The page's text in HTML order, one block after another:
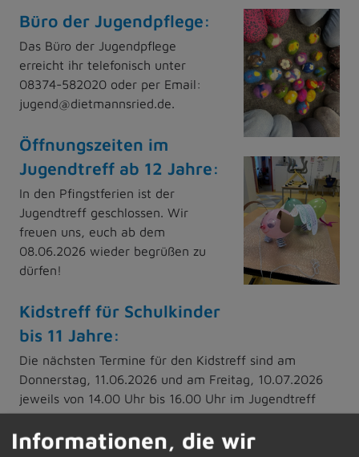
Büro der Jugendpflege:
Das Büro der Jugendpflege
erreicht ihr telefonisch unter
08374-582020 oder per Email:
jugend@dietmannsried.de.
Öffnungszeiten im
Jugendtreff ab 12 Jahre:
In den Pfingstferien ist der
Jugendtreff geschlossen. Wir
freuen uns, euch ab dem
08.06.2026 wieder begrüßen zu
dürfen!
Kidstreff für Schulkinder
bis 11 Jahre:
Die nächsten Termine für den Kidstreff sind am
Donnerstag, 11.06.2026 und am Freitag, 10.07.2026
jeweils von 14.00 Uhr bis 16.00 Uhr im Jugendtreff
„Upstairs“.
Informationen, die wir